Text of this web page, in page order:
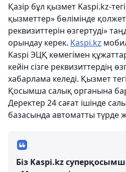
Қазір бұл қызмет Kaspi.kz-
қызметтер» бөлімінде
реквизиттерін өзгертуді»
орындау керек. Kaspi.kz
Kaspi ЭЦҚ көмегімен
кейін сізге реквизиттердің
хабарлама келеді. Қызмет
Қосымша салық органына
Деректер 24 сағат ішінде
базасында автоматты түрде
Біз Kaspi.kz